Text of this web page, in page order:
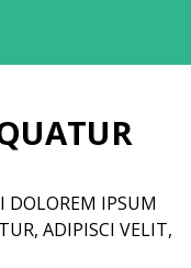
DOLOREM IPSUM
ADIPISCI VELIT,